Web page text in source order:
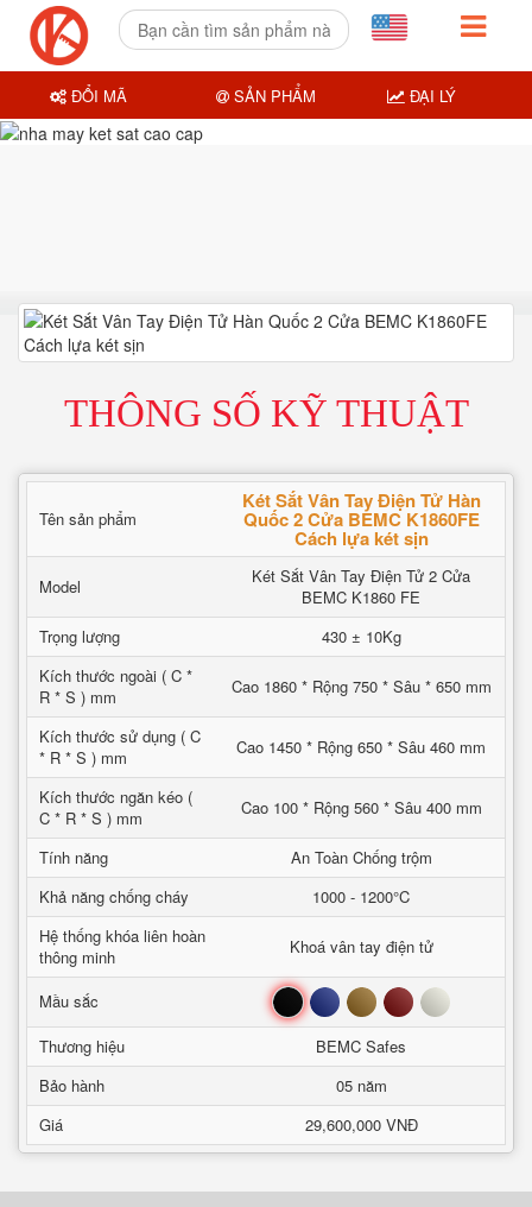
THÔNG SỐ KỸ THUẬT
Tên sản phẩm
Két Sắt Vân Tay Điện Tử Hàn
Quốc 2 Cửa BEMC K1860FE
Cách lựa két sịn
Model
Két Sắt Vân Tay Điện Tử 2 Cửa
BEMC K1860 FE
Trọng lượng
430 ± 10Kg
Kích thước ngoài ( C *
R * S ) mm
Cao 1860 * Rộng 750 * Sâu * 650 mm
Kích thước sử dụng ( C
* R * S ) mm
Cao 1450 * Rộng 650 * Sâu 460 mm
Kích thước ngăn kéo (
C * R * S ) mm
Cao 100 * Rộng 560 * Sâu 400 mm
Tính năng
An Toàn Chống trộm
Khả năng chống cháy
1000 - 1200°C
Hệ thống khóa liên hoàn
thông minh
Khoá vân tay điện tử
Mầu sắc Đen Xanh Nâu Đỏ Trắng
Thương hiệu
BEMC Safes
Bảo hành
05 năm
Giá
29,600,000 VNĐ
ĐỔI MÃ SẢN PHẨM ĐẠI LÝ